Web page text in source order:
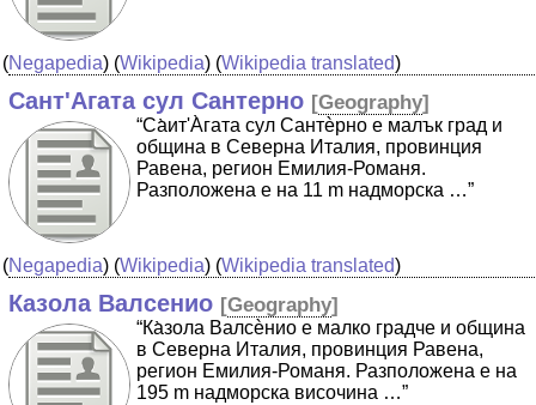
(Negapedia) (Wikipedia) (Wikipedia translated)
Сант'Агата сул Сантерно [Geography]
“Cа̀ит'А̀гата сул Сантѐрно е малък град и
община в Северна Италия, провинция
Равена, регион Емилия-Романя.
Разположена е на 11 m надморска …”
(Negapedia) (Wikipedia) (Wikipedia translated)
Казола Валсенио [Geography]
“Ка̀зола Валсѐнио е малко градче и община
в Северна Италия, провинция Равена,
регион Емилия-Романя. Разположена е на
195 m надморска височина …”